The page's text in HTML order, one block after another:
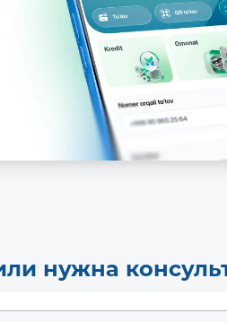
нужна